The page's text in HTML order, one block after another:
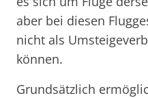
aber bei diesen
nicht als
können.
Grundsätzlich